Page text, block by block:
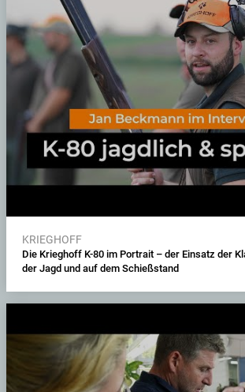
KRIEGHOFF
Die Krieghoff K-80 im Portrait – der Einsatz der
der Jagd und auf dem Schießstand